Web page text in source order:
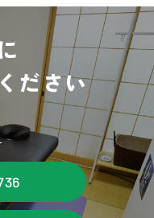
ださい